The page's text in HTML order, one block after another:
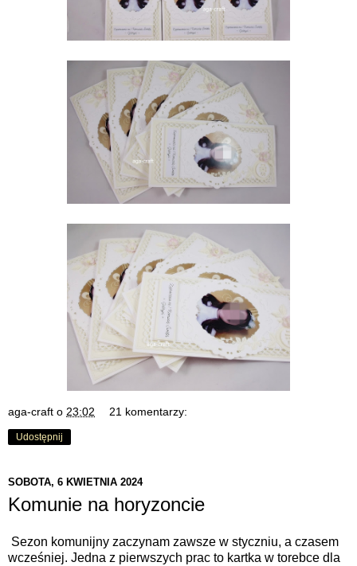
aga-craft o 23:02 21 komentarzy:
Udostępnij
SOBOTA, 6 KWIETNIA 2024
Komunie na horyzoncie
Sezon komunijny zaczynam zawsze w styczniu, a czasem
wcześniej. Jedna z pierwszych prac to kartka w torebce dla